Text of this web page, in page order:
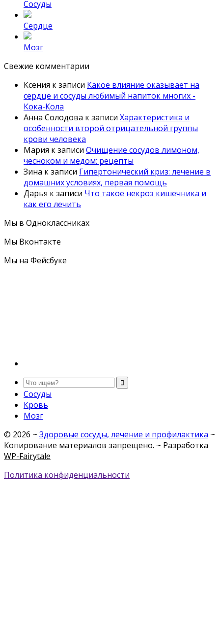
Сосуды
Сердце
Мозг
Свежие комментарии
Ксения к записи Какое влияние оказывает на
сердце и сосуды любимый напиток многих -
Кока-Кола
Анна Солодова к записи Характеристика и
особенности второй отрицательной группы
крови человека
Мария к записи Очищение сосудов лимоном,
чесноком и медом: рецепты
Зина к записи Гипертонический криз: лечение в
домашних условиях, первая помощь
Дарья к записи Что такое некроз кишечника и
как его лечить
Мы в Одноклассниках
Мы Вконтакте
Мы на Фейсбуке
Сосуды
Кровь
Мозг
© 2026 ~ Здоровые сосуды, лечение и профилактика ~
Копирование материалов запрещено. ~ Разработка
WP-Fairytale
Политика конфиденциальности